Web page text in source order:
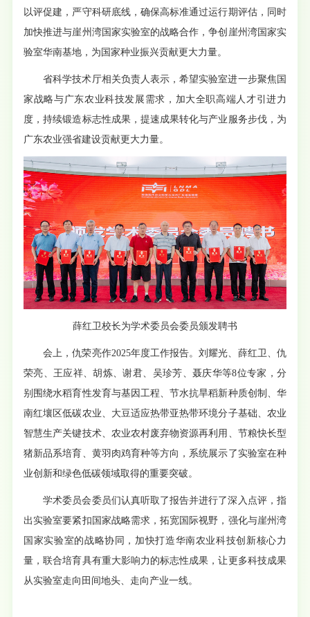
以评促建，严守科研底线，确保高标准通过运行期评估，同时
加快推进与崖州湾国家实验室的战略合作，争创崖州湾国家实
验室华南基地，为国家种业振兴贡献更大力量。
省科学技术厅相关负责人表示，希望实验室进一步聚焦国
家战略与广东农业科技发展需求，加大全职高端人才引进力
度，持续锻造标志性成果，提速成果转化与产业服务步伐，为
广东农业强省建设贡献更大力量。
薛红卫校长为学术委员会委员颁发聘书
会上，仇荣亮作2025年度工作报告。刘耀光、薛红卫、仇
荣亮、王应祥、胡炼、谢君、吴珍芳、聂庆华等8位专家，分
别围绕水稻育性发育与基因工程、节水抗旱稻新种质创制、华
南红壤区低碳农业、大豆适应热带亚热带环境分子基础、农业
智慧生产关键技术、农业农村废弃物资源再利用、节粮快长型
猪新品系培育、黄羽肉鸡育种等方向，系统展示了实验室在种
业创新和绿色低碳领域取得的重要突破。
学术委员会委员们认真听取了报告并进行了深入点评，指
出实验室要紧扣国家战略需求，拓宽国际视野，强化与崖州湾
国家实验室的战略协同，加快打造华南农业科技创新核心力
量，联合培育具有重大影响力的标志性成果，让更多科技成果
从实验室走向田间地头、走向产业一线。